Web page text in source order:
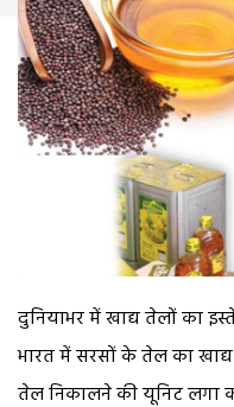
दुनियाभर में खाद्य तेलों का
भारत में सरसों के तेल का
तेल निकालने की यूनिट लगा